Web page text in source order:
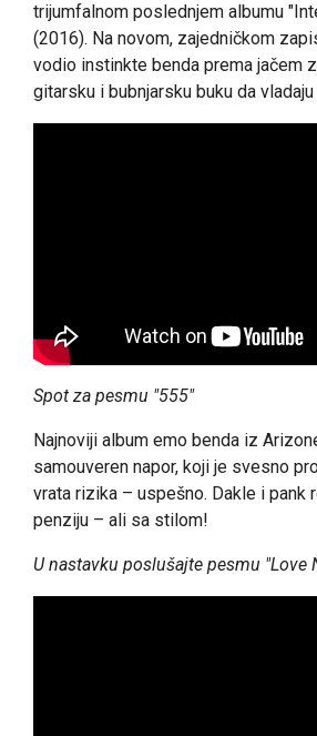
trijumfalnom poslednjem albumu
(2016). Na novom, zajedničkom
vodio instinkte benda prema jačem
gitarsku i bubnjarsku buku da
Spot za pesmu "555"
Najnoviji album emo benda iz
samouveren napor, koji je svesno
vrata rizika – uspešno. Dakle i pank
penziju – ali sa stilom!
U nastavku poslušajte pesmu "Love